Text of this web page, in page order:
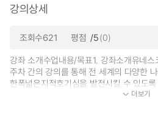
강의상세
조회수621 평점 /5(0)
강좌 소개수업내용/목표1. 강좌소개유네
주차 간의 강의를 통해 전 세계의 다양한
한폭넓은지적호기심을 발전시킬 수 있도
현재 국제 정치 및 외교에서 커다란...더보기